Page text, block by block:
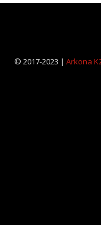
© 2017-2023 | Arkona